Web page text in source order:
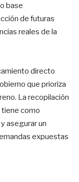
base
de futuras
reales de la
directo
que prioriza
La recopilación
como
asegurar un
expuestas